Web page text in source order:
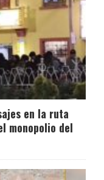
en la ruta
monopolio del